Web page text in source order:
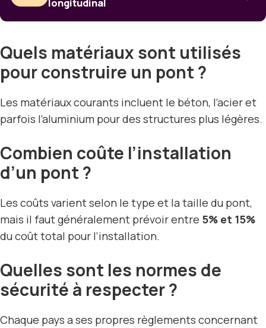
longitudinal
Quels matériaux sont utilisés
pour construire un pont ?
Les matériaux courants incluent le béton, l’acier et
parfois l’aluminium pour des structures plus légères.
Combien coûte l’installation
d’un pont ?
Les coûts varient selon le type et la taille du pont,
mais il faut généralement prévoir entre 5% et 15%
du coût total pour l’installation.
Quelles sont les normes de
sécurité à respecter ?
Chaque pays a ses propres règlements concernant